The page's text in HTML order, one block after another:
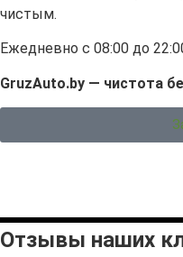
чистым.
Ежедневно с 08:00 до
GruzAuto.by — чистота
Отзывы наших